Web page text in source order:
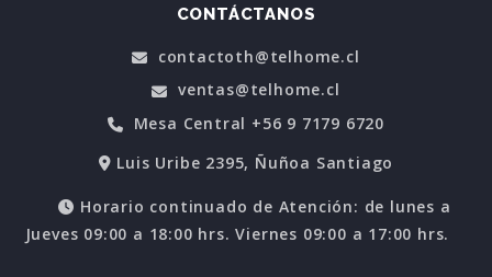
CONTÁCTANOS
contactoth@telhome.cl
ventas@telhome.cl
Mesa Central +56 9 7179 6720
Luis Uribe 2395, Ñuñoa Santiago
Horario continuado de Atención: de lunes a
Jueves 09:00 a 18:00 hrs. Viernes 09:00 a 17:00 hrs.